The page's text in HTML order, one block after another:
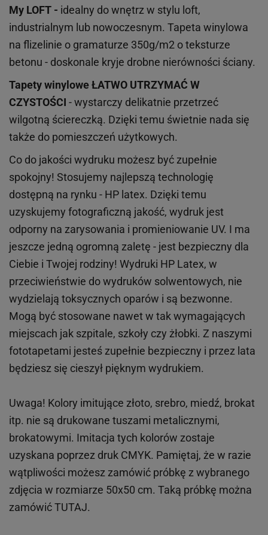
My LOFT - idealny do wnętrz w stylu loft,
industrialnym lub nowoczesnym. Tapeta winylowa
na flizelinie o gramaturze 350g/m2 o teksturze
betonu - doskonale kryje drobne nierówności ściany.
Tapety winyloweŁATWO UTRZYMAĆ W
CZYSTOŚCI - wystarczy delikatnie przetrzeć
wilgotną ściereczką. Dzięki temu świetnie nada się
także do pomieszczeń użytkowych.
Co do jakości wydruku możesz być zupełnie
spokojny! Stosujemy najlepszą technologię
dostępną na rynku - HP latex. Dzięki temu
uzyskujemy fotograficzną jakość, wydruk jest
odporny na zarysowania i promieniowanie UV. I ma
jeszcze jedną ogromną zaletę - jest bezpieczny dla
Ciebie i Twojej rodziny! Wydruki HP Latex, w
przeciwieństwie do wydruków solwentowych, nie
wydzielają toksycznych oparów i są bezwonne.
Mogą być stosowane nawet w tak wymagających
miejscach jak szpitale, szkoły czy żłobki. Z naszymi
fototapetami jesteś zupełnie bezpieczny i przez lata
będziesz się cieszył pięknym wydrukiem.
Uwaga! Kolory imitujące złoto, srebro, miedź, brokat
itp. nie są drukowane tuszami metalicznymi,
brokatowymi. Imitacja tych kolorów zostaje
uzyskana poprzez druk CMYK. Pamiętaj, że w razie
wątpliwości możesz zamówić próbkę z wybranego
zdjęcia w rozmiarze 50x50 cm. Taką próbkę można
zamówićTUTAJ.